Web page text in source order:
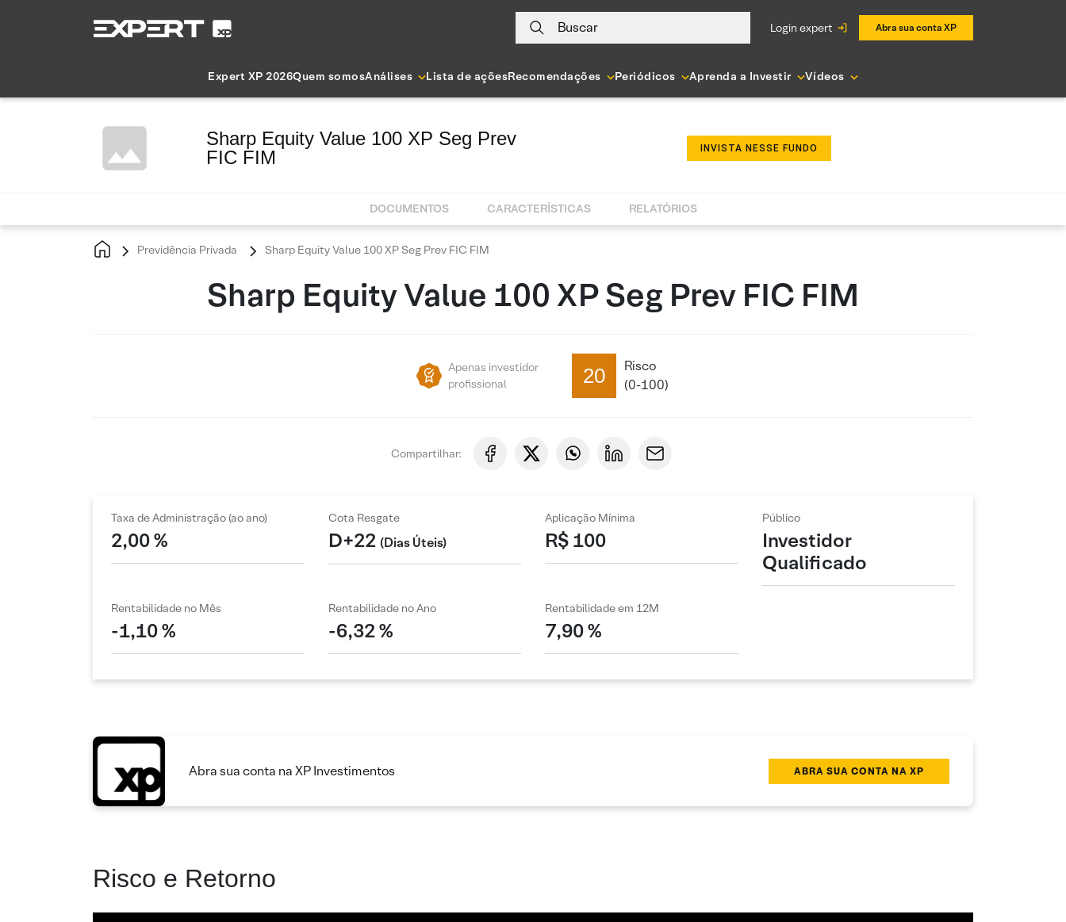
Buscar login expert Abra sua conta XP
Expert XP 2026Quem somosAnálises Lista de açõesRecomendações Periódicos Aprenda a Investir Vídeos
Sharp Equity Value 100 XP Seg Prev
FIC FIM
INVISTA NESSE FUNDO
DOCUMENTOS CARACTERÍSTICAS RELATÓRIOS
Previdência Privada Sharp Equity Value 100 XP Seg Prev FIC FIM
Sharp Equity Value 100 XP Seg Prev FIC FIM
Apenas investidor
profissional
20
Risco
(0-100)
Compartilhar:
Taxa de Administração (ao ano)
2,00 %
Cota Resgate
D+22 (Dias Úteis)
Aplicação Mínima
R$ 100
Público
Investidor
Qualificado
Rentabilidade no Mês
-1,10 %
Rentabilidade no Ano
-6,32 %
Rentabilidade em 12M
7,90 %
Abra sua conta na XP Investimentos ABRA SUA CONTA NA XP
Risco e Retorno